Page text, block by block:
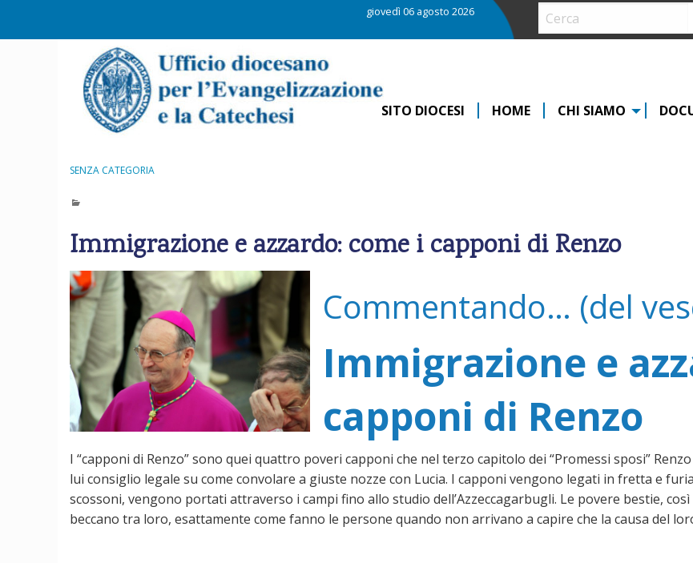
giovedì 06 agosto 2026
SITO DIOCESI HOME CHI SIAMO
SENZA CATEGORIA
Immigrazione e azzardo: come i capponi di Renzo
Commentando… (del
Immigrazione e
capponi di Renzo
I “capponi di Renzo” sono quei quattro poveri capponi che nel terzo capitolo dei “Promessi sposi”
lui consiglio legale su come convolare a giuste nozze con Lucia. I capponi vengono legati in fretta e
scossoni, vengono portati attraverso i campi fino allo studio dell’Azzeccagarbugli. Le povere bestie,
beccano tra loro, esattamente come fanno le persone quando non arrivano a capire che la causa del